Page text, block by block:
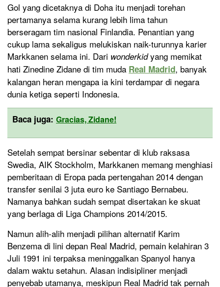
Gol yang dicetaknya di Doha itu menjadi torehan
pertamanya selama kurang lebih lima tahun
berseragam tim nasional Finlandia. Penantian yang
cukup lama sekaligus melukiskan naik-turunnya karier
Markkanen selama ini. Dari wonderkidyang memikat
hati Zinedine Zidane di tim muda Real Madrid, banyak
kalangan heran mengapa ia kini terdampar di negara
dunia ketiga seperti Indonesia.
Baca juga: Gracias, Zidane!
Setelah sempat bersinar sebentar di klub raksasa
Swedia, AIK Stockholm, Markkanen memang menghiasi
pemberitaan di Eropa pada pertengahan 2014 dengan
transfer senilai 3 juta euro ke Santiago Bernabeu.
Namanya bahkan sudah sempat disertakan ke skuat
yang berlaga di Liga Champions 2014/2015.
Namun alih-alih menjadi pilihan alternatif Karim
Benzema di lini depan Real Madrid, pemain kelahiran 3
Juli 1991 ini terpaksa meninggalkan Spanyol hanya
dalam waktu setahun. Alasan indisipliner menjadi
penyebab utamanya, meskipun Real Madrid tak pernah